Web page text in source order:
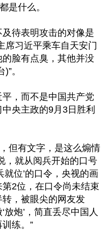
是什么。
待表明攻击的对像是
席习近平乘车自天安门
脸有点臭，其他并没
。
，而不是中国共产党
央主政的9月3日胜利
但有文字，是这么煽情
，就从阅兵开始的口号
就位’的口令，央视的画
2位，在口令尚未结束
，被眼尖的网友发
炮’，简直丢尽中国人
练。”